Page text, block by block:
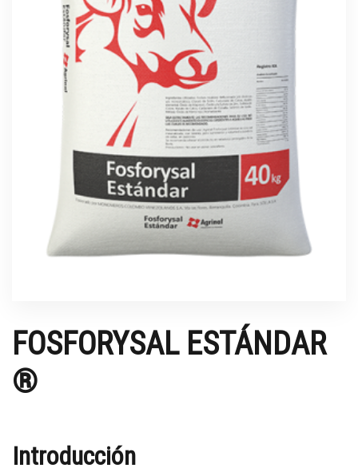
FOSFORYSAL ESTÁNDAR
®
Introducción